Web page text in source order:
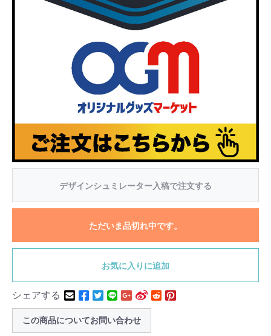
デザインシュミレーター入稿で注文する
ただいま品切れ中です。
お気に入りに追加
シェアする
この商品についてお問い合わせ